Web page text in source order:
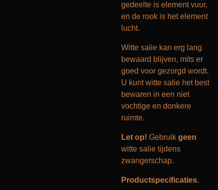
gedeelte is element vuur,
en de rook is het element
lucht.
Witte salie kan erg lang
bewaard blijven, mits er
goed voor gezorgd wordt.
U kunt witte salie het best
bewaren in een niet
vochtige en donkere
ruimte.
Let op! Gebruik geen
witte salie tijdens
zwangerschap.
Productspecificaties.